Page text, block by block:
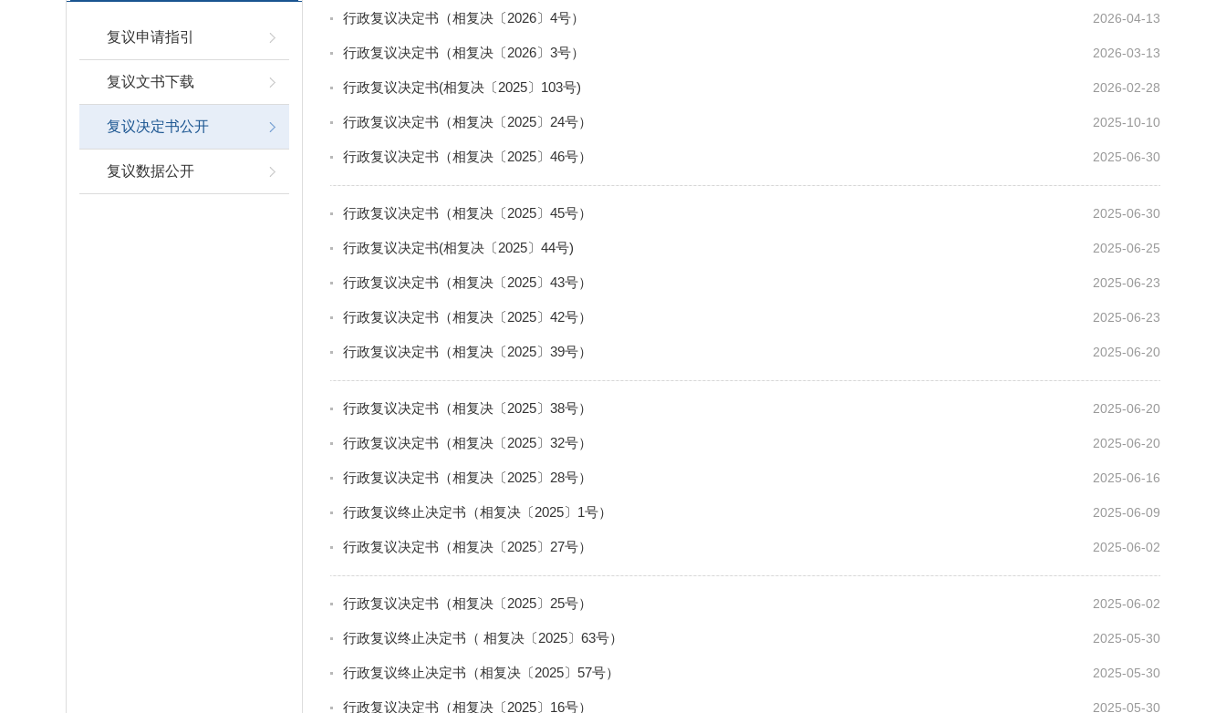
复议申请指引
复议文书下载
复议决定书公开
复议数据公开
2026-04-13
行政复议决定书（相复决〔2026〕4号）
2026-03-13
行政复议决定书（相复决〔2026〕3号）
2026-02-28
行政复议决定书(相复决〔2025〕103号)
2025-10-10
行政复议决定书（相复决〔2025〕24号）
2025-06-30
行政复议决定书（相复决〔2025〕46号）
2025-06-30
行政复议决定书（相复决〔2025〕45号）
2025-06-25
行政复议决定书(相复决〔2025〕44号)
2025-06-23
行政复议决定书（相复决〔2025〕43号）
2025-06-23
行政复议决定书（相复决〔2025〕42号）
2025-06-20
行政复议决定书（相复决〔2025〕39号）
2025-06-20
行政复议决定书（相复决〔2025〕38号）
2025-06-20
行政复议决定书（相复决〔2025〕32号）
2025-06-16
行政复议决定书（相复决〔2025〕28号）
2025-06-09
行政复议终止决定书（相复决〔2025〕1号）
2025-06-02
行政复议决定书（相复决〔2025〕27号）
2025-06-02
行政复议决定书（相复决〔2025〕25号）
2025-05-30
行政复议终止决定书（ 相复决〔2025〕63号）
2025-05-30
行政复议终止决定书（相复决〔2025〕57号）
2025-05-30
行政复议决定书（相复决〔2025〕16号）